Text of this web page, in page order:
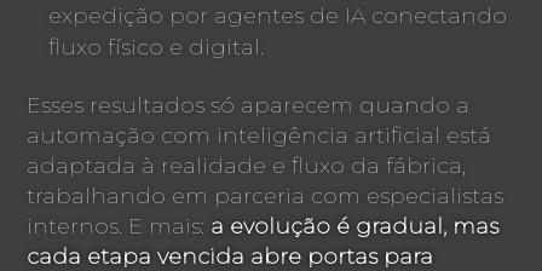
expedição por agentes de IA conectando
fluxo físico e digital.
Esses resultados só aparecem quando a
automação com inteligência artificial está
adaptada à realidade e fluxo da fábrica,
trabalhando em parceria com especialistas
internos. E mais: a evolução é gradual, mas
cada etapa vencida abre portas para